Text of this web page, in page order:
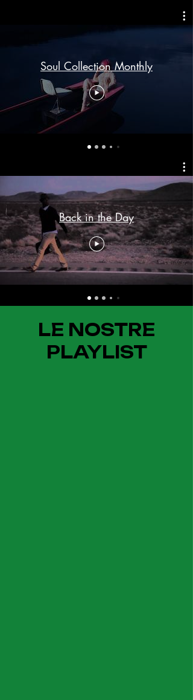
Soul Collection Monthly
Back in the Day
LE NOSTRE
PLAYLIST